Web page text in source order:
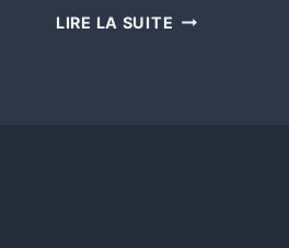
LIRE LA SUITE